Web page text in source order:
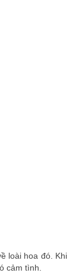
loài hoa đó. Khi
cảm tình.